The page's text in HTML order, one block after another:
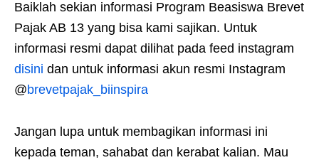
Baiklah sekian informasi Program Beasiswa Brevet
Pajak AB 13 yang bisa kami sajikan. Untuk
informasi resmi dapat dilihat pada feed instagram
disini dan untuk informasi akun resmi Instagram
@brevetpajak_biinspira
Jangan lupa untuk membagikan informasi ini
kepada teman, sahabat dan kerabat kalian. Mau